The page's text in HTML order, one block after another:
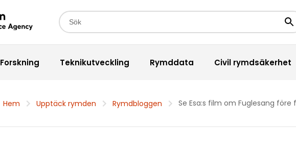
Sökfält
Forskning Teknikutveckling Rymddata Civil rymdsäkerhet
Hem Upptäck rymden Rymdbloggen Se Esa:s film om Fuglesang